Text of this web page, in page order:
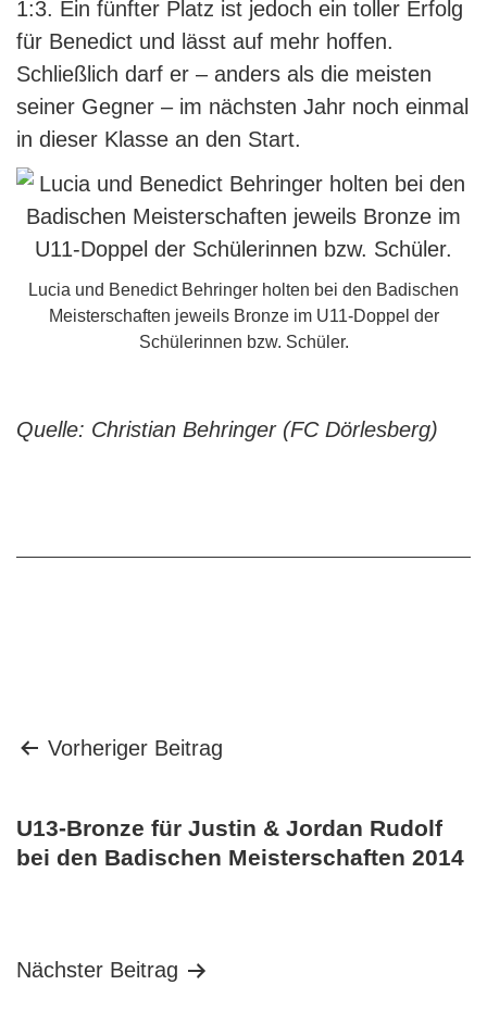
1:3. Ein fünfter Platz ist jedoch ein toller Erfolg
für Benedict und lässt auf mehr hoffen.
Schließlich darf er – anders als die meisten
seiner Gegner – im nächsten Jahr noch einmal
in dieser Klasse an den Start.
Lucia und Benedict Behringer holten bei den Badischen
Meisterschaften jeweils Bronze im U11-Doppel der
Schülerinnen bzw. Schüler.
Quelle: Christian Behringer (FC Dörlesberg)
Vorheriger Beitrag
U13-Bronze für Justin & Jordan Rudolf
bei den Badischen Meisterschaften 2014
Nächster Beitrag